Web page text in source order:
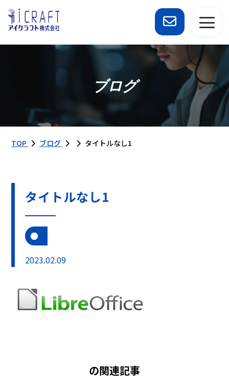
ブログ
TOP ブログ タイトルなし1
タイトルなし1
2023.02.09
の関連記事